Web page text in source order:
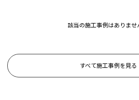
該当の施工事例はありませ
すべて施工事例を見る